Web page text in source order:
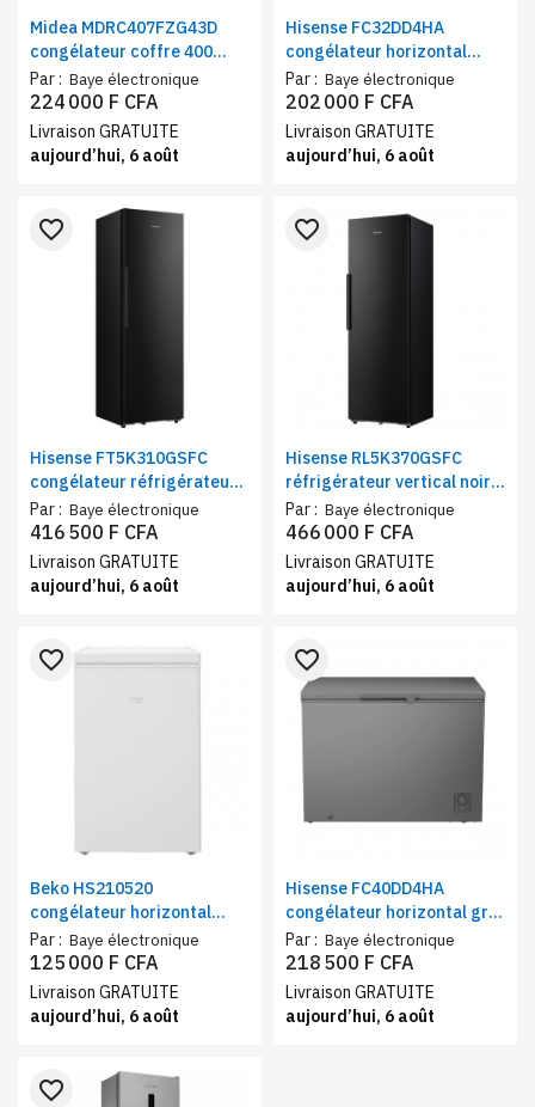
Midea MDRC407FZG43D
congélateur coffre 400
litres Inverter gris
Par : Baye électronique
224 000 F CFA
Livraison GRATUITE
aujourd’hui, 6 août
Hisense FC32DD4HA
congélateur horizontal
vitrine noir 320 Litres
Par : Baye électronique
202 000 F CFA
Livraison GRATUITE
aujourd’hui, 6 août
Hisense FT5K310GSFC
congélateur réfrigérateur
vertical noir 312 litres |
Frigo combiné No Frost
classe C connecté Wi-Fi
Par : Baye électronique
favorite_border
416 500 F CFA
Livraison GRATUITE
aujourd’hui, 6 août
Hisense RL5K370GSFC
réfrigérateur vertical noir
372 litres | Frigo
congélateur combiné
classe C connecté Wi-Fi
Par : Baye électronique
favorite_border
466 000 F CFA
Livraison GRATUITE
aujourd’hui, 6 août
Beko HS210520
congélateur horizontal
blanc, 104 litres, classe A+
Par : Baye électronique
favorite_border
125 000 F CFA
Livraison GRATUITE
aujourd’hui, 6 août
Hisense FC40DD4HA
congélateur horizontal gris
400 litres, classe A+ R134a
/ 155 g
Par : Baye électronique
favorite_border
218 500 F CFA
Livraison GRATUITE
aujourd’hui, 6 août
favorite_border